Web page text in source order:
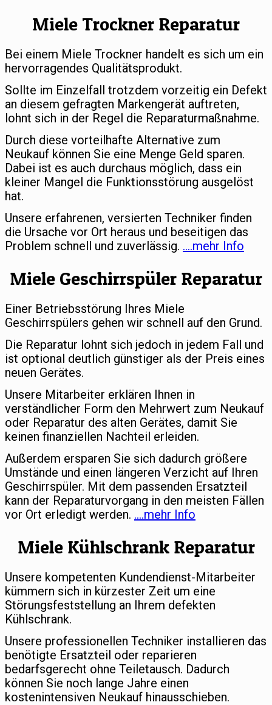
Miele Trockner Reparatur
Bei einem Miele Trockner handelt es sich um ein
hervorragendes Qualitätsprodukt.
Sollte im Einzelfall trotzdem vorzeitig ein Defekt
an diesem gefragten Markengerät auftreten,
lohnt sich in der Regel die Reparaturmaßnahme.
Durch diese vorteilhafte Alternative zum
Neukauf können Sie eine Menge Geld sparen.
Dabei ist es auch durchaus möglich, dass ein
kleiner Mangel die Funktionsstörung ausgelöst
hat.
Unsere erfahrenen, versierten Techniker finden
die Ursache vor Ort heraus und beseitigen das
Problem schnell und zuverlässig. ….mehr Info
Miele Geschirrspüler Reparatur
Einer Betriebsstörung Ihres Miele
Geschirrspülers gehen wir schnell auf den Grund.
Die Reparatur lohnt sich jedoch in jedem Fall und
ist optional deutlich günstiger als der Preis eines
neuen Gerätes.
Unsere Mitarbeiter erklären Ihnen in
verständlicher Form den Mehrwert zum Neukauf
oder Reparatur des alten Gerätes, damit Sie
keinen finanziellen Nachteil erleiden.
Außerdem ersparen Sie sich dadurch größere
Umstände und einen längeren Verzicht auf Ihren
Geschirrspüler. Mit dem passenden Ersatzteil
kann der Reparaturvorgang in den meisten Fällen
vor Ort erledigt werden. ….mehr Info
Miele Kühlschrank Reparatur
Unsere kompetenten Kundendienst-Mitarbeiter
kümmern sich in kürzester Zeit um eine
Störungsfeststellung an Ihrem defekten
Kühlschrank.
Unsere professionellen Techniker installieren das
benötigte Ersatzteil oder reparieren
bedarfsgerecht ohne Teiletausch. Dadurch
können Sie noch lange Jahre einen
kostenintensiven Neukauf hinausschieben.